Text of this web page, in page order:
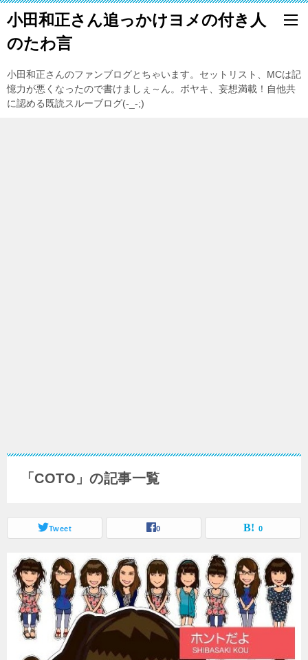
小田和正さん追っかけヨメの付き人
のたわ言
小田和正さんのファンブログとちゃいます。セットリスト、MCは記
憶力が悪くなったので書けましぇ～ん。ボヤキ、妄想満載！自他共
に認める既読スルーブログ(-_-;)
「COTO」の記事一覧
Tweet 0 0